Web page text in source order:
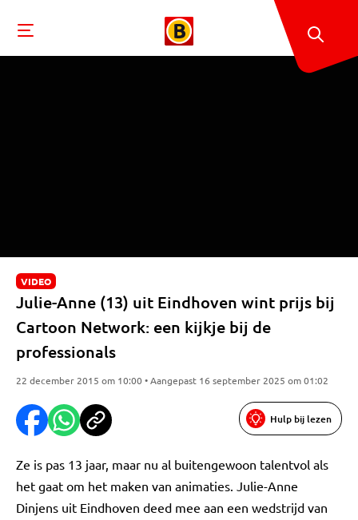
VIDEO
Julie-Anne (13) uit Eindhoven wint prijs bij
Cartoon Network: een kijkje bij de
professionals
22 december 2015 om 10:00 • Aangepast 16 september 2025 om 01:02
Hulp bij lezen
Ze is pas 13 jaar, maar nu al buitengewoon talentvol als
het gaat om het maken van animaties. Julie-Anne
Dinjens uit Eindhoven deed mee aan een wedstrijd van